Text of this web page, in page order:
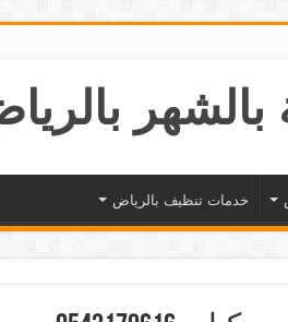
خدمات تنظيف بالرياض